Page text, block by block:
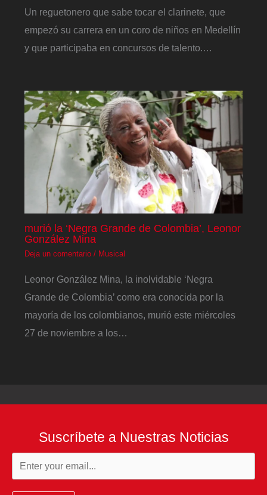
Un reguetonero que sabe tocar el clarinete, que
empezó su carrera en un coro de niños en Medellín
y que participaba en concursos de talento.…
murió la ‘Negra Grande de Colombia’, Leonor
González Mina
Deja un comentario / Musical
Leonor González Mina, la inolvidable ‘Negra
Grande de Colombia’ como era conocida por la
mayoría de los colombianos, murió este miércoles
27 de noviembre a los…
Suscríbete a Nuestras Noticias